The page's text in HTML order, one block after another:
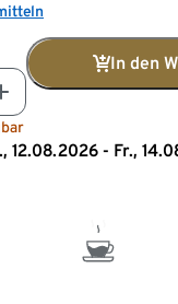
In den
12.08.2026 - Fr.,